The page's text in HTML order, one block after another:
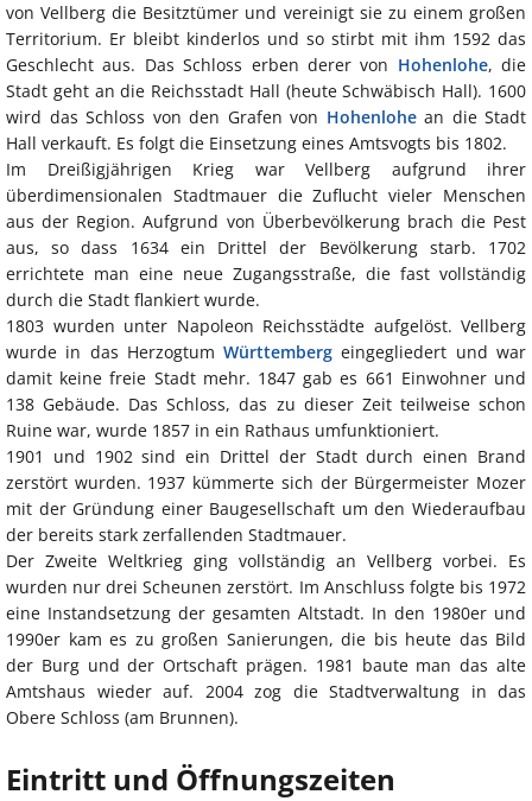
von Vellberg die Besitztümer und vereinigt sie zu einem großen
Territorium. Er bleibt kinderlos und so stirbt mit ihm 1592 das
Geschlecht aus. Das Schloss erben derer von Hohenlohe, die
Stadt geht an die Reichsstadt Hall (heute Schwäbisch Hall). 1600
wird das Schloss von den Grafen von Hohenlohean die Stadt
Hall verkauft. Es folgt die Einsetzung eines Amtsvogts bis 1802.
Im Dreißigjährigen Krieg war Vellberg aufgrund ihrer
überdimensionalen Stadtmauer die Zuflucht vieler Menschen
aus der Region. Aufgrund von Überbevölkerung brach die Pest
aus, so dass 1634 ein Drittel der Bevölkerung starb. 1702
errichtete man eine neue Zugangsstraße, die fast vollständig
durch die Stadt flankiert wurde.
1803 wurden unter Napoleon Reichsstädte aufgelöst. Vellberg
wurde in das HerzogtumWürttemberg eingegliedert und war
damit keine freie Stadt mehr. 1847 gab es 661 Einwohner und
138 Gebäude. Das Schloss, das zu dieser Zeit teilweise schon
Ruine war, wurde 1857 in ein Rathaus umfunktioniert.
1901 und 1902 sind ein Drittel der Stadt durch einen Brand
zerstört wurden. 1937 kümmerte sich der Bürgermeister Mozer
mit der Gründung einer Baugesellschaft um den Wiederaufbau
der bereits stark zerfallenden Stadtmauer.
Der Zweite Weltkrieg ging vollständig an Vellberg vorbei. Es
wurden nur drei Scheunen zerstört. Im Anschluss folgte bis 1972
eine Instandsetzung der gesamten Altstadt. In den 1980er und
1990er kam es zu großen Sanierungen, die bis heute das Bild
der Burg und der Ortschaft prägen. 1981 baute man das alte
Amtshaus wieder auf. 2004 zog die Stadtverwaltung in das
Obere Schloss (am Brunnen).
Eintritt und Öffnungszeiten